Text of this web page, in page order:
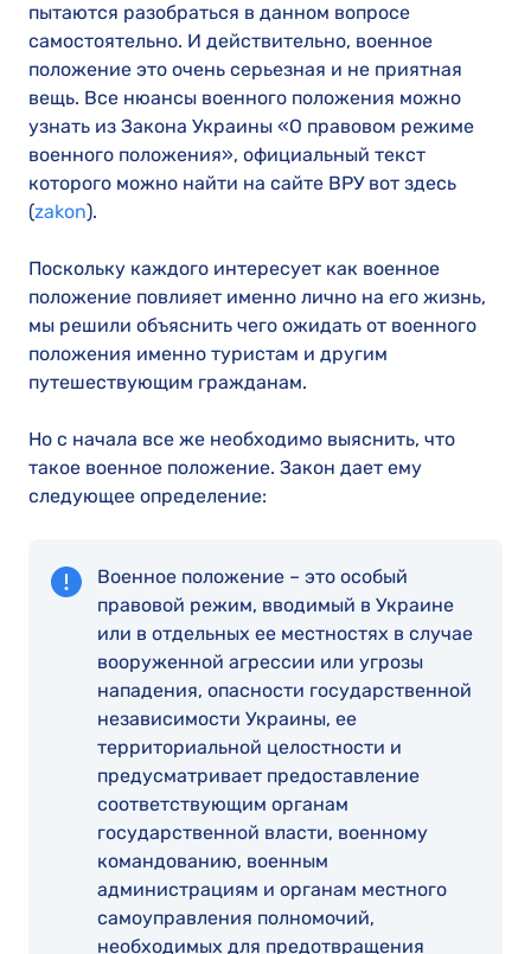
пытаются разобраться в данном вопросе
самостоятельно. И действительно, военное
положение это очень серьезная и не приятная
вещь. Все нюансы военного положения можно
узнать из Закона Украины «О правовом режиме
военного положения», официальный текст
которого можно найти на сайте ВРУ вот здесь
(zakon).
Поскольку каждого интересует как военное
положение повлияет именно лично на его жизнь,
мы решили объяснить чего ожидать от военного
положения именно туристам и другим
путешествующим гражданам.
Но с начала все же необходимо выяснить, что
такое военное положение. Закон дает ему
следующее определение:
Военное положение – это особый
правовой режим, вводимый в Украине
или в отдельных ее местностях в случае
вооруженной агрессии или угрозы
нападения, опасности государственной
независимости Украины, ее
территориальной целостности и
предусматривает предоставление
соответствующим органам
государственной власти, военному
командованию, военным
администрациям и органам местного
самоуправления полномочий,
необходимых для предотвращения